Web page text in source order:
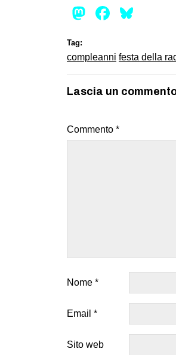
Mastodon
Tag:
compleanni festa della
Lascia un
Commento *
Nome *
Email *
Sito web